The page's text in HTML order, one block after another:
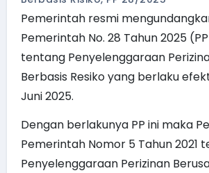
Pemerintah resmi
Pemerintah No. 28 Tahun 2025
tentang Penyelenggaraan
Berbasis Resiko yang berlaku
Juni 2025.
Dengan berlakunya PP ini maka
Pemerintah Nomor 5 Tahun 2021
Penyelenggaraan Perizinan